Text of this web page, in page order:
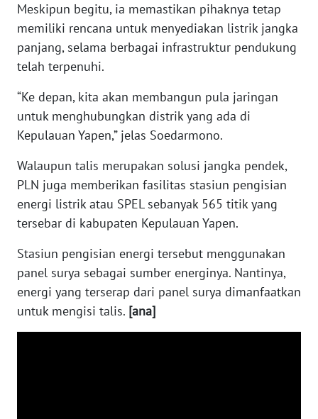
Meskipun begitu, ia memastikan pihaknya tetap
memiliki rencana untuk menyediakan listrik jangka
panjang, selama berbagai infrastruktur pendukung
telah terpenuhi.
“Ke depan, kita akan membangun pula jaringan
untuk menghubungkan distrik yang ada di
Kepulauan Yapen,” jelas Soedarmono.
Walaupun talis merupakan solusi jangka pendek,
PLN juga memberikan fasilitas stasiun pengisian
energi listrik atau SPEL sebanyak 565 titik yang
tersebar di kabupaten Kepulauan Yapen.
Stasiun pengisian energi tersebut menggunakan
panel surya sebagai sumber energinya. Nantinya,
energi yang terserap dari panel surya dimanfaatkan
untuk mengisi talis. [ana]
WN
NIAS
WN
WN
TAPANULI
WN
TANJUNG
LESUNG
WN
KARO
SIMALUNGUN